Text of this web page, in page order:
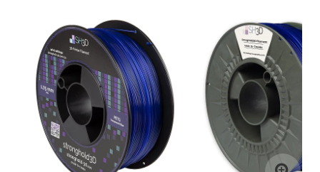
3D-Skrivare — Tillbehör
3D-Skrivare — Delar
Resin
3D-Pennor & Tillbehör